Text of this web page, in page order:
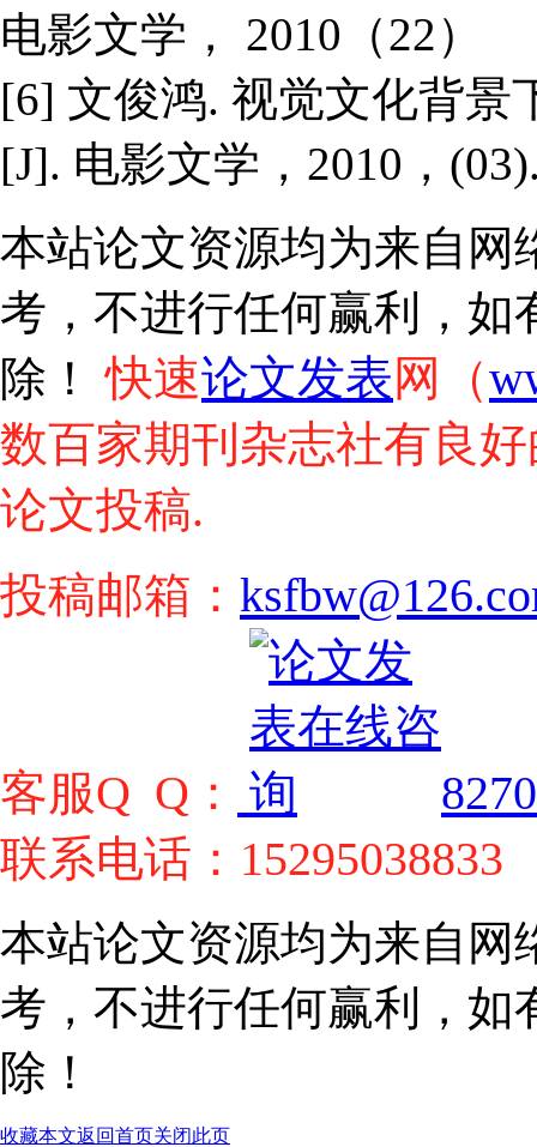
电影文学， 2010（22）
[6] 文俊鸿. 视觉文化背景
[J]. 电影文学，2010，
本站论文资源均为来自网
考，不进行任何赢利，如
除！快速论文发表网（
数百家期刊杂志社有良
论文投稿.
投稿邮箱：
客服Q Q：
联系电话：15295038833
本站论文资源均为来自网
考，不进行任何赢利，如
除！
收藏本文返回首页关闭此页